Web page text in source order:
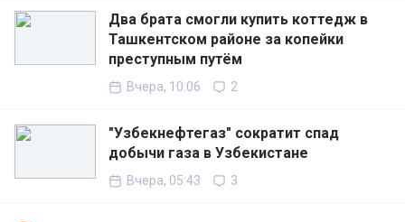
Два брата смогли купить коттедж в
Ташкентском районе за копейки
преступным путём
Вчера, 10:06 2
"Узбекнефтегаз" сократит спад
добычи газа в Узбекистане
Вчера, 05:43 3